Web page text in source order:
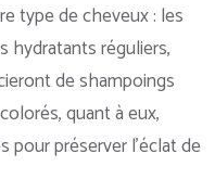
type de cheveux : les
hydratants réguliers,
de shampoings
quant à eux,
pour préserver l’éclat de